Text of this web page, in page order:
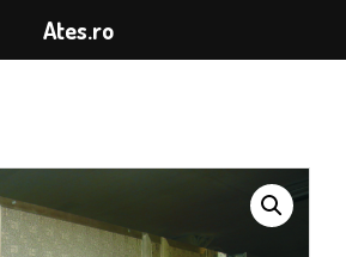
Ates.ro